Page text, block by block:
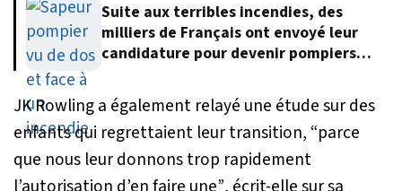
Suite aux terribles incendies, des
milliers de Français ont envoyé leur
candidature pour devenir pompiers
JK Rowling a également relayé une étude sur des
enfants qui regrettaient leur transition, “parce
que nous leur donnons trop rapidement